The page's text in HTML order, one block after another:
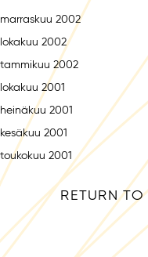
marraskuu 2002
lokakuu 2002
tammikuu 2002
lokakuu 2001
heinäkuu 2001
kesäkuu 2001
toukokuu 2001
RETURN